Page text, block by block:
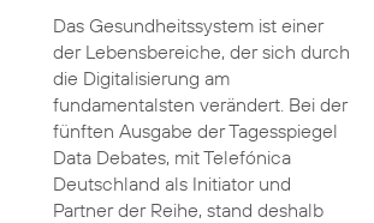
Das Gesundheitssystem ist einer
der Lebensbereiche, der sich durch
die Digitalisierung am
fundamentalsten verändert. Bei der
fünften Ausgabe der Tagesspiegel
Data Debates, mit Telefónica
Deutschland als Initiator und
Partner der Reihe, stand deshalb